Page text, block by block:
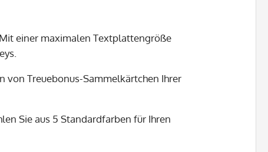
einer maximalen Textplattengröße
von Treuebonus-Sammelkärtchen Ihrer
Sie aus 5 Standardfarben für Ihren